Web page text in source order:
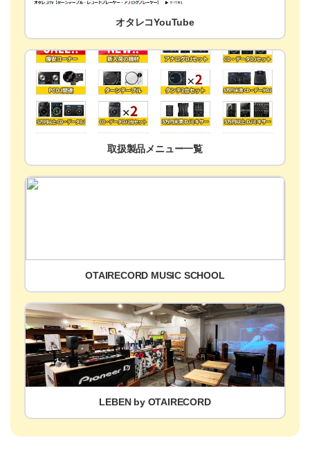
オタレコYouTube
取扱製品メニュー一覧
OTAIRECORD MUSIC SCHOOL
LEBEN by OTAIRECORD